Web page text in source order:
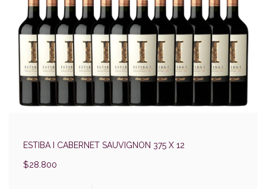
ESTIBA I CABERNET SAUVIGNON 375 X 12
$28.800